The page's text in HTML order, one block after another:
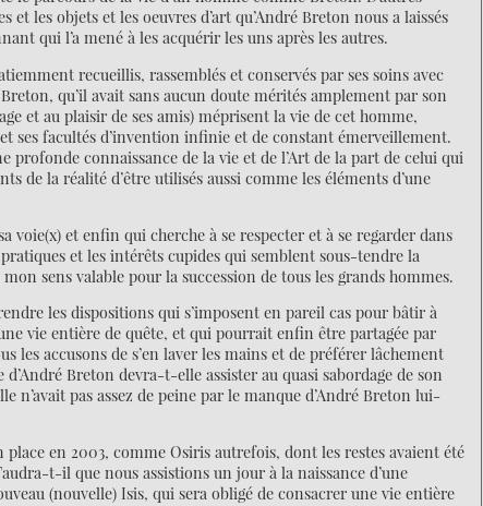
les objets et les oeuvres d’art qu’André Breton nous a laissés
qui l’a mené à les acquérir les uns après les autres.
recueillis, rassemblés et conservés par ses soins avec
qu’il avait sans aucun doute mérités amplement par son
et au plaisir de ses amis) méprisent la vie de cet homme,
ses facultés d’invention infinie et de constant émerveillement.
profonde connaissance de la vie et de l’Art de la part de celui qui
de la réalité d’être utilisés aussi comme les éléments d’une
voie(x) et enfin qui cherche à se respecter et à se regarder dans
et les intérêts cupides qui semblent sous-tendre la
sens valable pour la succession de tous les grands hommes.
les dispositions qui s’imposent en pareil cas pour bâtir à
vie entière de quête, et qui pourrait enfin être partagée par
les accusons de s’en laver les mains et de préférer lâchement
Breton devra-t-elle assister au quasi sabordage de son
pas assez de peine par le manque d’André Breton lui-
en 2003, comme Osiris autrefois, dont les restes avaient été
t-il que nous assistions un jour à la naissance d’une
(nouvelle) Isis, qui sera obligé de consacrer une vie entière